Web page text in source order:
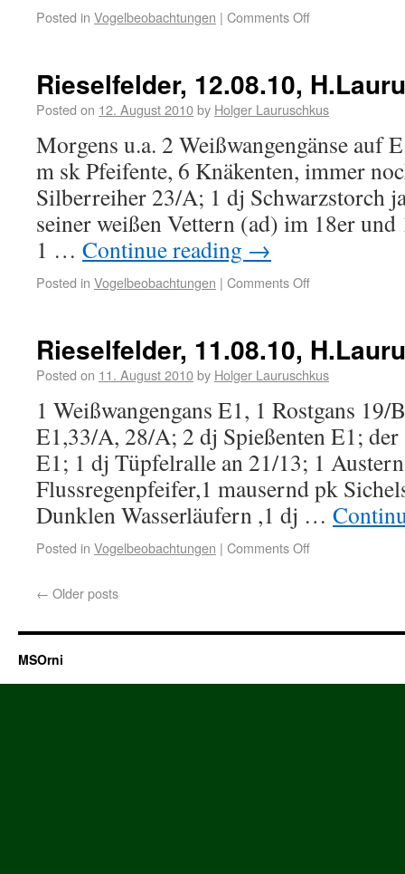
Posted in Vogelbeobachtungen | Comments Off
Rieselfelder, 12.08.10,
Posted on 12. August 2010by Holger Lauruschkus
Morgens u.a. 2 Weißwangengänse auf
m sk Pfeifente, 6 Knäkenten, immer
Silberreiher 23/A; 1 dj Schwarzstorch
seiner weißen Vettern (ad) im 18er
1 … Continue reading →
Posted in Vogelbeobachtungen | Comments Off
Rieselfelder, 11.08.10,
Posted on 11. August 2010by Holger Lauruschkus
1 Weißwangengans E1, 1 Rostgans 19/
E1,33/A, 28/A; 2 dj Spießenten E1;
E1; 1 dj Tüpfelralle an 21/13; 1
Flussregenpfeifer,1 mausernd pk
Dunklen Wasserläufern ,1 dj …
Posted in Vogelbeobachtungen | Comments Off
← Older posts
MSOrni